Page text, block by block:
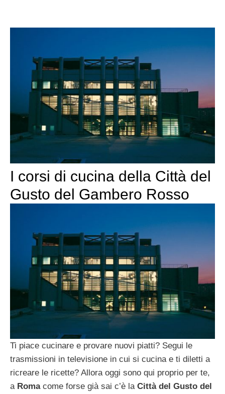
I corsi di cucina della Città del
Gusto del Gambero Rosso
Ti piace cucinare e provare nuovi piatti? Segui le
trasmissioni in televisione in cui si cucina e ti diletti a
ricreare le ricette? Allora oggi sono qui proprio per te,
a Roma come forse già sai c’è la Città del Gusto del